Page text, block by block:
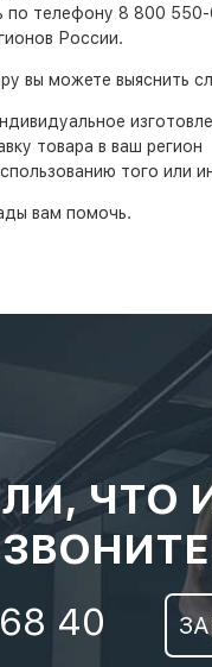
по телефону 8 800
России.
вы можете выяснить
товара в ваш регион
того или
вам помочь.
ЧТО
40